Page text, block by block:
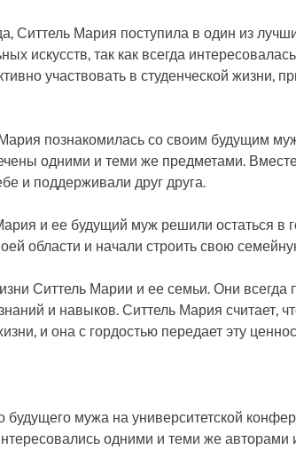
Ситтель Мария поступила в один из
искусств, так как всегда
участвовать в студенческой жизни,
познакомилась со своим будущим
одними и теми же предметами.
и поддерживали друг друга.
и ее будущий муж решили остаться в
области и начали строить свою
Ситтель Марии и ее семьи. Они всегда
и навыков. Ситтель Мария считает,
и она с гордостью передает эту
мужа на университетской
одними и теми же авторами